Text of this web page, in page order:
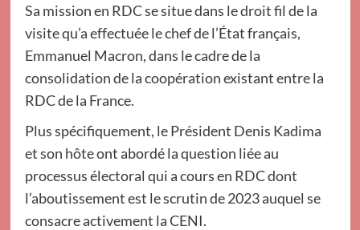
Sa mission en RDC se situe dans le droit fil de la
visite qu’a effectuée le chef de l’État français,
Emmanuel Macron, dans le cadre de la
consolidation de la coopération existant entre la
RDC de la France.
Plus spécifiquement, le Président Denis Kadima
et son hôte ont abordé la question liée au
processus électoral qui a cours en RDC dont
l’aboutissement est le scrutin de 2023 auquel se
consacre activement la CENI.